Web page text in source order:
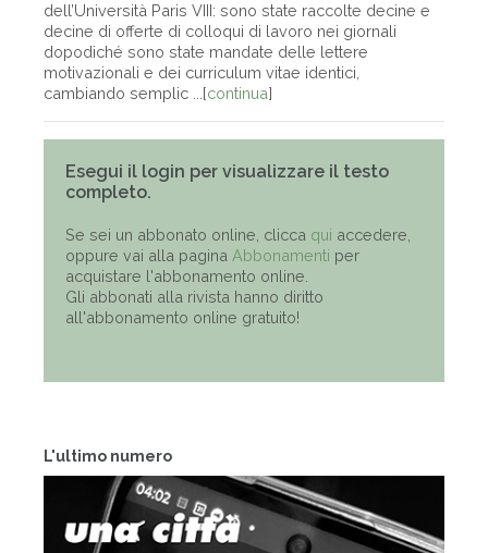
L'ultimo numero
dell’Università Paris VIII: sono state raccolte decine e
decine di offerte di colloqui di lavoro nei giornali
dopodiché sono state mandate delle lettere
motivazionali e dei curriculum vitae identici,
cambiando semplic ...[continua]
Esegui il login per visualizzare il testo
completo.
Se sei un abbonato online, clicca qui accedere,
oppure vai alla pagina Abbonamenti per
acquistare l'abbonamento online.
Gli abbonati alla rivista hanno diritto
all'abbonamento online gratuito!